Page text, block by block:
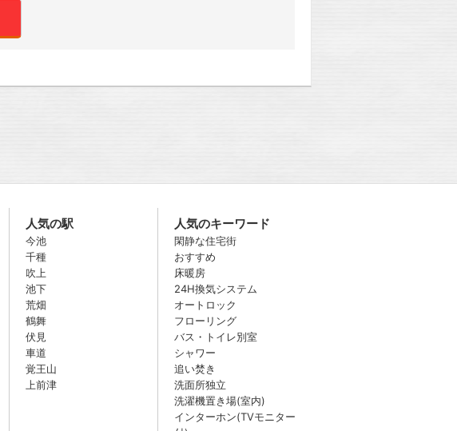
人気の駅
今池
千種
吹上
池下
荒畑
鶴舞
伏見
車道
覚王山
上前津
人気のキーワード
閑静な住宅街
おすすめ
床暖房
24H換気システム
オートロック
フローリング
バス・トイレ別室
シャワー
追い焚き
洗面所独立
洗濯機置き場(室内)
インターホン(TVモニター